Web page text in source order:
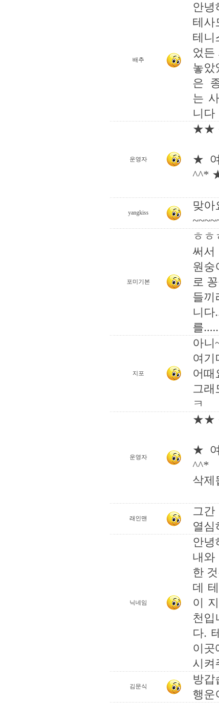
배추
안녕
테사
테니
었든
놓았
은
는
니다
운영자
★★
★ 여
^^*
yangkiss
맞아
포미기본
ㅎ
써서
원숭
로
들끼
니다
를
지포
아니
여기
어때
그래
ㅋ
운영자
★★
★ 여
^^*
삭
래인맨
그간
열심
닉네임
안녕
내와
한
데
이
천
다.
이곳
시켜
김문식
방
행운